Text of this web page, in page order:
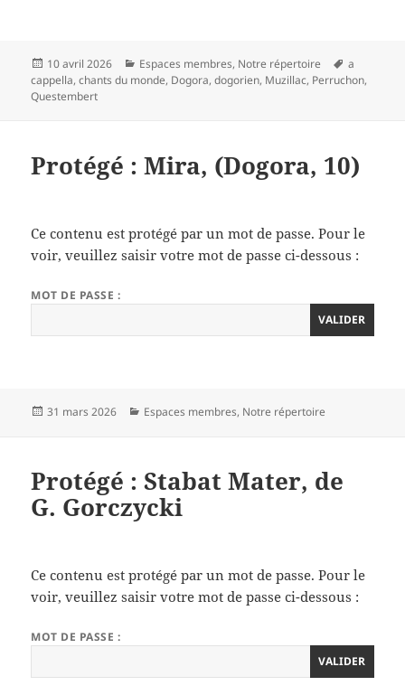
Publié
le
10 avril 2026 Catégories
Espaces membres, Notre répertoire
Mots-
clés
a
cappella,chants du monde, Dogora,dogorien, Muzillac, Perruchon,
Questembert
Protégé : Mira, (Dogora, 10)
Ce contenu est protégé par un mot de passe. Pour le
voir, veuillez saisir votre mot de passe ci-dessous :
MOT DE PASSE :
Publié
31 mars 2026 Catégories
Espaces membres, Notre répertoire
Protégé : Stabat Mater, de
G. Gorczycki
Ce contenu est protégé par un mot de passe. Pour le
voir, veuillez saisir votre mot de passe ci-dessous :
MOT DE PASSE :